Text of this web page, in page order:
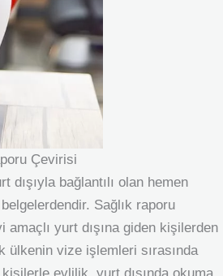
Çevirisi
dışıyla bağlantılı olan hemen
Sağlık raporu
yurt dışına giden kişilerden
ülkenin vize işlemleri sırasında